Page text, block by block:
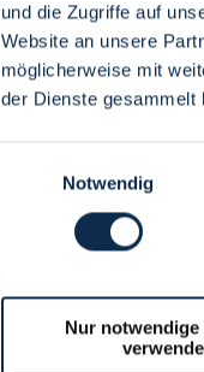
und die Zugriffe auf
Website an unsere
möglicherweise mit
der Dienste gesammelt
Notwendig
Nur notwendige